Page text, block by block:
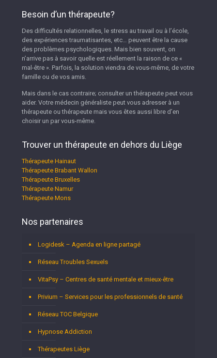
Besoin d’un thérapeute?
Des difficultés relationnelles, le stress au travail ou à l’école,
des expériences traumatisantes, etc… peuvent être la cause
des problèmes psychologiques. Mais bien souvent, on
n’arrive pas à savoir quelle est réellement la raison de ce «
mal-être ». Parfois, la solution viendra de vous-même, de votre
famille ou de vos amis.
Mais dans le cas contraire; consulter un thérapeute peut vous
aider. Votre médecin généraliste peut vous adresser à un
thérapeute ou thérapeute mais vous êtes aussi libre d’en
choisir un par vous-même.
Trouver un thérapeute en dehors du Liège
Thérapeute Hainaut
Thérapeute Brabant Wallon
Thérapeute Bruxelles
Thérapeute Namur
Thérapeute Mons
Nos partenaires
Logidesk – Agenda en ligne partagé
Réseau Troubles Sexuels
VitaPsy – Centres de santé mentale et mieux-être
Privium – Services pour les professionnels de santé
Réseau TOC Belgique
Hypnose Addiction
Thérapeutes Liège